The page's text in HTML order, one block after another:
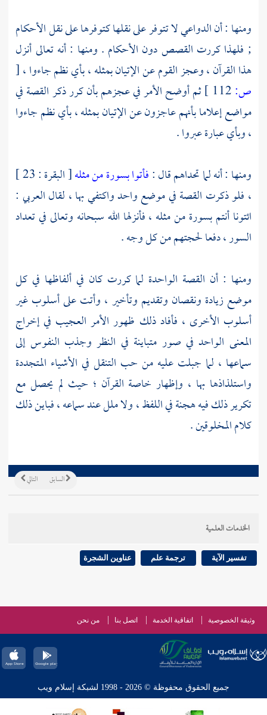
ومنها : أن الدواعي لا تتوفر على نقلها كتوفرها على نقل الأحكام
; فلهذا كررت القصص دون الأحكام . ومنها : أنه تعالى أنزل
هذا القرآن ، وعجز القوم عن الإتيان بمثله ، بأي نظم جاءوا ،[
ص:
ثم أوضح الأمر في عجزهم بأن كرر ذكر القصة في
مواضع إعلاما بأنهم عاجزون عن الإتيان بمثله ، بأي نظم جاءوا
، وبأي عبارة عبروا .
ومنها : أنه لما تحداهم قال :فأتوا بسورة من مثله
[ البقرة : 23 ]
، فلو ذكرت القصة في موضع واحد واكتفي بها ، لقال العربي :
ائتونا أنتم بسورة من مثله ، فأنزلها الله سبحانه وتعالى في تعداد
السور ، دفعا لحجتهم من كل وجه .
ومنها : أن القصة الواحدة لما كررت كان في ألفاظها في كل
موضع زيادة ونقصان وتقديم وتأخير ، وأتت على أسلوب غير
أسلوب الأخرى ، فأفاد ذلك ظهور الأمر العجيب في إخراج
المعنى الواحد في صور متباينة في النظر وجذب النفوس إلى
سماعها ، لما جبلت عليه من حب التنقل في الأشياء المتجددة
واستلذاذها بها ، وإظهار خاصة القرآن ؛ حيث لم يحصل مع
تكرير ذلك فيه هجنة في اللفظ ، ولا ملل عند سماعه ، فباين ذلك
كلام المخلوقين .
التالي السابق
الخدمات العلمية
تفسير الآية ترجمة علم عناوين الشجرة
وثيقة الخصوصية اتفاقية الخدمة اتصل بنا من نحن
جميع الحقوق محفوظة © 2026 - 1998 لشبكة إسلام ويب